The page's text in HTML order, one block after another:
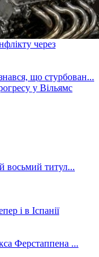
через
у Вільямс
і в Іспанії